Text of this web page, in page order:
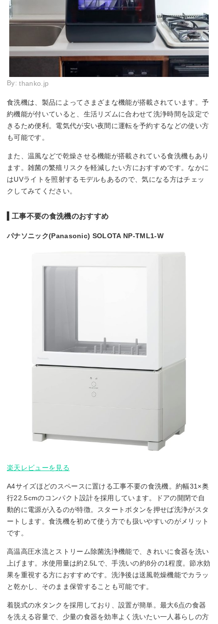
By:thanko.jp
食洗機は、製品によってさまざまな機能が搭載されています。予
約機能が付いていると、生活リズムに合わせて洗浄時間を設定で
きるため便利。電気代が安い夜間に運転を予約するなどの使い方
も可能です。
また、温風などで乾燥させる機能が搭載されている食洗機もあり
ます。雑菌の繁殖リスクを軽減したい方におすすめです。なかに
はUVライトを照射するモデルもあるので、気になる方はチェッ
クしてみてください。
工事不要の食洗機のおすすめ
パナソニック(Panasonic) SOLOTA NP-TML1-W
楽天レビューを見る
A4サイズほどのスペースに置ける工事不要の食洗機。約幅31×奥
行22.5cmのコンパクト設計を採用しています。ドアの開閉で自
動的に電源が入るのが特徴。スタートボタンを押せば洗浄がスタ
ートします。食洗機を初めて使う方でも扱いやすいのがメリット
です。
高温高圧水流とストリーム除菌洗浄機能で、きれいに食器を洗い
上げます。水使用量は約2.5Lで、手洗いの約8分の1程度。節水効
果を重視する方におすすめです。洗浄後は送風乾燥機能でカラッ
と乾かし、そのまま保管することも可能です。
着脱式の水タンクを採用しており、設置が簡単。最大6点の食器
を洗える容量で、少量の食器を効率よく洗いたい一人暮らしの方